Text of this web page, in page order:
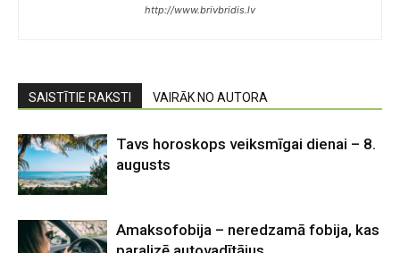
http://www.brivbridis.lv
SAISTĪTIE RAKSTI VAIRĀK NO AUTORA
Tavs horoskops veiksmīgai dienai – 8.
augusts
Amaksofobija – neredzamā fobija, kas